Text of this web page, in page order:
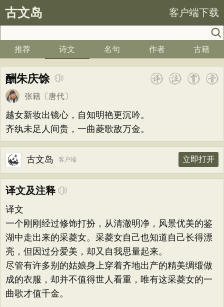
古文岛 客户端下载
推荐 诗文 名句 作者 古籍
酬朱庆馀
张籍 〔唐代〕
越女新妆出镜心，自知明艳更沉吟。
齐纨未足人间贵，一曲菱歌敌万金。
古文岛 客户端 立即打开
译文及注释
译文
一个刚刚经过修饰打扮，从清澈明净，风景优美的鉴
湖中走出来的采菱女。采菱女自己也知道自己长得漂
亮，但因过分爱美，却又自我思量起来。
尽管有许多别的姑娘身上穿着齐地出产的精美绸缎做
成的衣服，却并不值得世人看重，唯有这采菱女的一
曲歌才值千金。